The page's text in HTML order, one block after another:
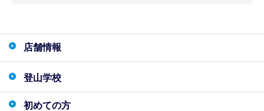
店舗情報
登山学校
初めての方